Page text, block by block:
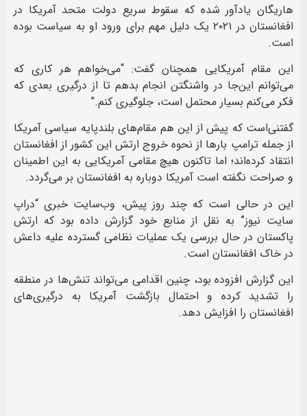
هاریگان یادآور شده که سقوط سریع دولت متحد آمریکا در
افغانستان در ۲۰۲۱ یک دلیل مهم برای ورود او به سیاست بوده
است.
این مقام آمریکایی همچنان گفت: “می‌خواهم هر کاری که
می‌توانم این‌جا در واشنگتن انجام بدهم تا از درگیری بعدی که
فکر می‌کنم بسیار محتمل است، جلوگیری کنم.”
گفتنی‌است که پیش از این هم مقام‌های بلندپایه سیاسی آمریکا
از جمله ترامپ بارها از نحوه خروج ارتش این کشور از افغانستان
انتقاد کرده‌اند؛ اما تاکنون هیچ مقامی آمریکایی به این اطمینان
و صراحت نگفته است آمریکا دوباره به افغانستان بر می‌گردد.
این در حالی‌ است که چند روز پیش، وب‌سایت خبری “دراپ
سایت نیوز” به نقل از منابع خود گزارش داده بود که ارتش
پاکستان در حال بررسی یک عملیات نظامی گسترده علیه داعش
در خاک افغانستان است.
این گزارش افزوده بود، چنین اقدامی می‌تواند تنش‌ها در منطقه
را تشدید کرده و احتمال بازگشت آمریکا به درگیری‌های
افغانستان را افزایش دهد.